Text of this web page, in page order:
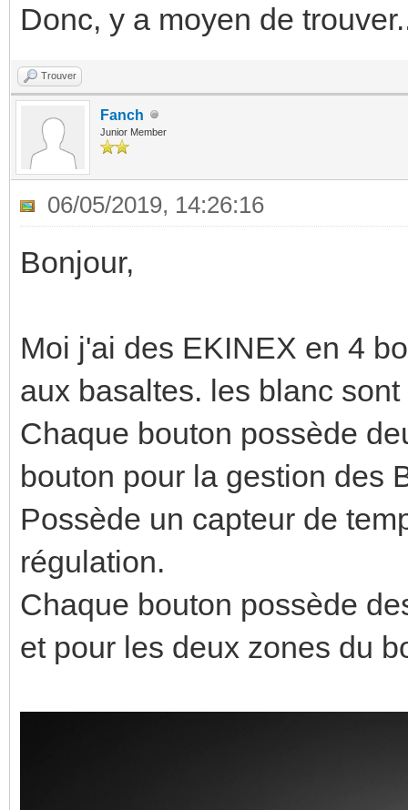
Donc, y a moyen de
Trouver
Fanch
Junior Member
06/05/2019, 14:26:16
Bonjour,
Moi j'ai des EKINEX en 4
aux basaltes. les blanc
Chaque bouton possède
bouton pour la gestion des
Possède un capteur de
régulation.
Chaque bouton possède
et pour les deux zones du